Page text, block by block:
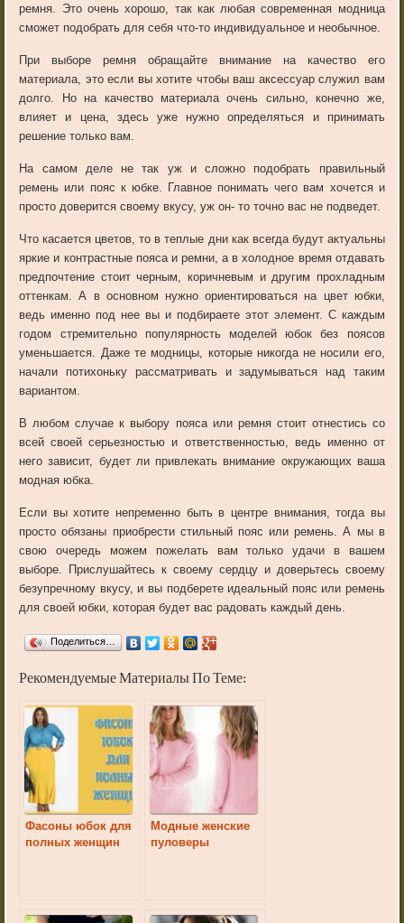
ремня. Это очень хорошо, так как любая современная модница
сможет подобрать для себя что-то индивидуальное и необычное.
При выборе ремня обращайте внимание на качество его
материала, это если вы хотите чтобы ваш аксессуар служил вам
долго. Но на качество материала очень сильно, конечно же,
влияет и цена, здесь уже нужно определяться и принимать
решение только вам.
На самом деле не так уж и сложно подобрать правильный
ремень или пояс к юбке. Главное понимать чего вам хочется и
просто доверится своему вкусу, уж он- то точно вас не подведет.
Что касается цветов, то в теплые дни как всегда будут актуальны
яркие и контрастные пояса и ремни, а в холодное время отдавать
предпочтение стоит черным, коричневым и другим прохладным
оттенкам. А в основном нужно ориентироваться на цвет юбки,
ведь именно под нее вы и подбираете этот элемент. С каждым
годом стремительно популярность моделей юбок без поясов
уменьшается. Даже те модницы, которые никогда не носили его,
начали потихоньку рассматривать и задумываться над таким
вариантом.
В любом случае к выбору пояса или ремня стоит отнестись со
всей своей серьезностью и ответственностью, ведь именно от
него зависит, будет ли привлекать внимание окружающих ваша
модная юбка.
Если вы хотите непременно быть в центре внимания, тогда вы
просто обязаны приобрести стильный пояс или ремень. А мы в
свою очередь можем пожелать вам только удачи в вашем
выборе. Прислушайтесь к своему сердцу и доверьтесь своему
безупречному вкусу, и вы подберете идеальный пояс или ремень
для своей юбки, которая будет вас радовать каждый день.
Поделиться…
Рекомендуемые Материалы По Теме:
Фасоны юбок для
полных женщин
Модные женские
пуловеры